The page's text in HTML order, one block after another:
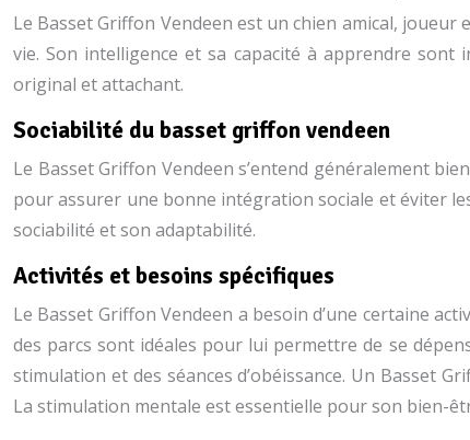
Le Basset Griffon Vendeen est un chien amical,
vie. Son intelligence et sa capacité à apprendre
original et attachant.
Sociabilité du basset griffon vendeen
Le Basset Griffon Vendeen s’entend généralement
pour assurer une bonne intégration sociale et éviter
sociabilité et son adaptabilité.
Activités et besoins spécifiques
Le Basset Griffon Vendeen a besoin d’une certaine
des parcs sont idéales pour lui permettre de se
stimulation et des séances d’obéissance. Un Basset
La stimulation mentale est essentielle pour son bien-